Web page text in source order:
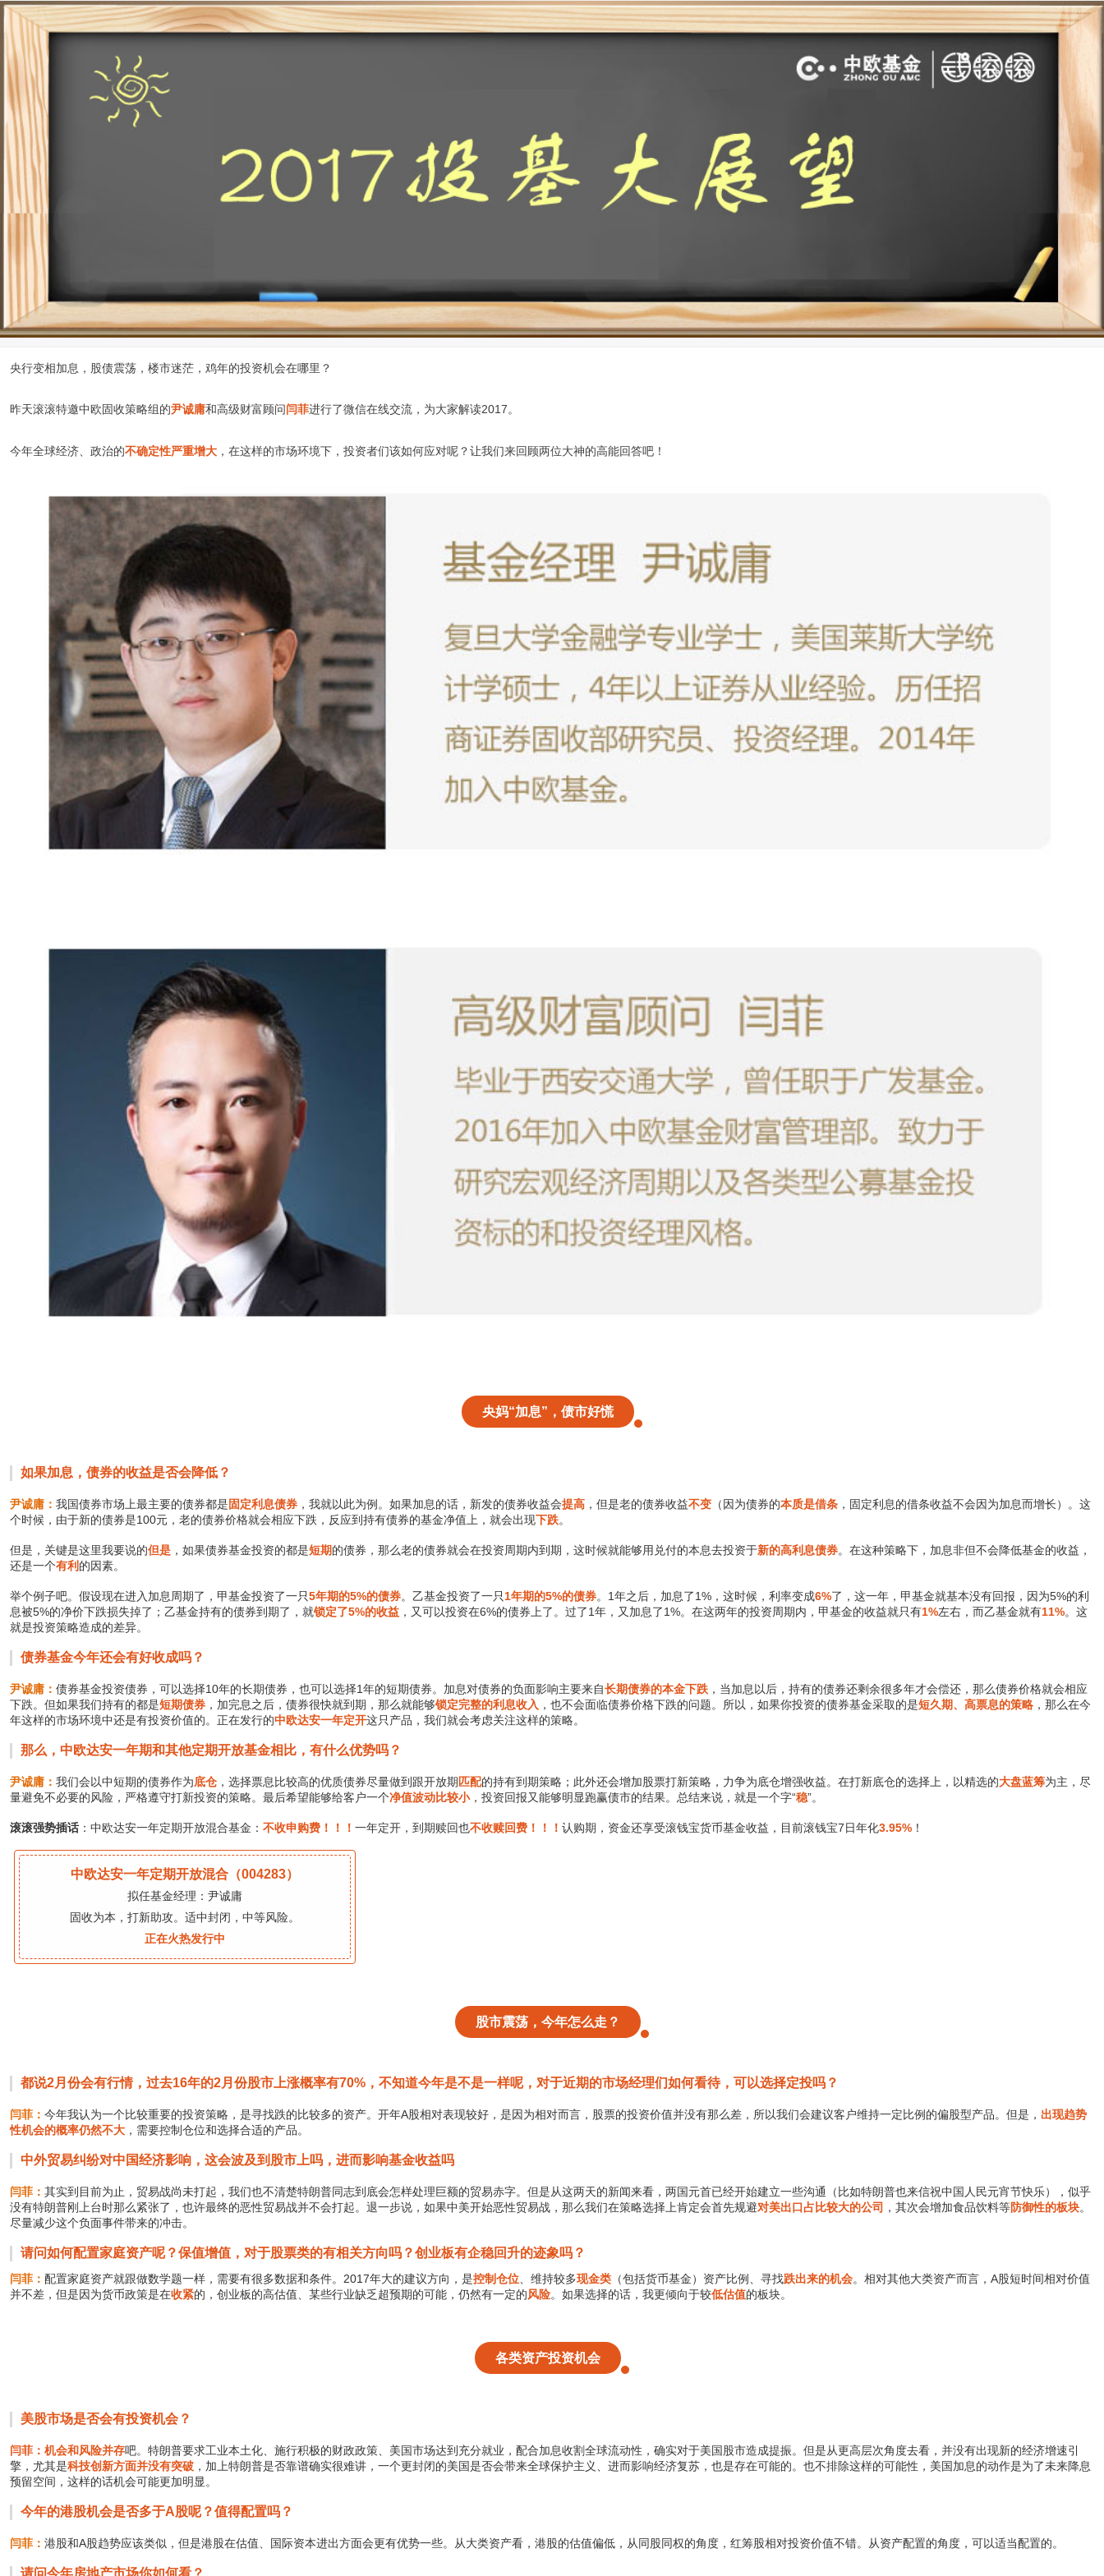
央行变相加息，股债震荡，楼市迷茫，鸡年的投资机会在哪里？
昨天滚滚特邀中欧固收策略组的尹诚庸和高级财富顾问闫菲进行了微信在线交流，为大家解读2017。
今年全球经济、政治的不确定性严重增大 ，在这样的市场环境下，投资者们该如何应对呢？让我们来回顾两位大神的高能回答吧！
央妈“加息”，债市好慌
如果加息，债券的收益是否会降低？
尹诚庸： 我国债券市场上最主要的债券都是固定利息债券 ，我就以此为例。如果加息的话，新发的债券收益会提高 ，但是老的债券收益不变 （因为债券的本质是借条 ，固定利息的借条收益不会因为加息而增长）。这
个时候，由于新的债券是100元，老的债券价格就会相应下跌，反应到持有债券的基金净值上，就会出现下跌。
但是，关键是这里我要说的但是 ，如果债券基金投资的都是短期的债券，那么老的债券就会在投资周期内到期，这时候就能够用兑付的本息去投资于新的高利息债券。在这种策略下，加息非但不会降低基金的收益，
还是一个有利 的因素。
举个例子吧。假设现在进入加息周期了，甲基金投资了一只5年期的5%的债券。乙基金投资了一只 1年期的5%的债券。1年之后，加息了1%，这时候，利率变成6%了，这一年，甲基金就基本没有回报，因为5%的利
息被5%的净价下跌损失掉了；乙基金持有的债券到期了，就锁定了5%的收益 ，又可以投资在6%的债券上了。过了1年，又加息了1%。在这两年的投资周期内，甲基金的收益就只有1%左右，而乙基金就有11%。这
就是投资策略造成的差异。
债券基金今年还会有好收成吗？
尹诚庸： 债券基金投资债券，可以选择10年的长期债券，也可以选择1年的短期债券。加息对债券的负面影响主要来自长期债券的本金下跌 ，当加息以后，持有的债券还剩余很多年才会偿还，那么债券价格就会相应
下跌。但如果我们持有的都是短期债券 ，加完息之后，债券很快就到期，那么就能够锁定完整的利息收入 ，也不会面临债券价格下跌的问题。所以，如果你投资的债券基金采取的是短久期、高票息的策略 ，那么在今
年这样的市场环境中还是有投资价值的。正在发行的中欧达安一年定开这只产品，我们就会考虑关注这样的策略。
那么，中欧达安一年期和其他定期开放基金相比，有什么优势吗？
尹诚庸： 我们会以中短期的债券作为底仓 ，选择票息比较高的优质债券尽量做到跟开放期匹配的持有到期策略；此外还会增加股票打新策略，力争为底仓增强收益。在打新底仓的选择上，以精选的大盘蓝筹为主，尽
量避免不必要的风险，严格遵守打新投资的策略。最后希望能够给客户一个净值波动比较小，投资回报又能够明显跑赢债市的结果。总结来说，就是一个字“稳”。
滚滚强势插话 ：中欧达安一年定期开放混合基金： 不收申购费！！！ 一年定开，到期赎回也不收赎回费！！！ 认购期，资金还享受滚钱宝货币基金收益，目前滚钱宝7日年化3.95% ！
中欧达安一年定期开放混合（004283）
拟任基金经理：尹诚庸
固收为本，打新助攻。适中封闭，中等风险。
正在火热发行中
股市震荡，今年怎么走？
都说2月份会有行情，过去16年的2月份股市上涨概率有70%，不知道今年是不是一样呢，对于近期的市场经理们如何看待，可以选择定投吗？
闫菲： 今年我认为一个比较重要的投资策略，是寻找跌的比较多的资产。开年A股相对表现较好，是因为相对而言，股票的投资价值并没有那么差，所以我们会建议客户维持一定比例的偏股型产品。但是， 出现趋势
性机会的概率仍然不大 ，需要控制仓位和选择合适的产品。
中外贸易纠纷对中国经济影响，这会波及到股市上吗，进而影响基金收益吗
闫菲： 其实到目前为止，贸易战尚未打起，我们也不清楚特朗普同志到底会怎样处理巨额的贸易赤字。但是从这两天的新闻来看，两国元首已经开始建立一些沟通（比如特朗普也来信祝中国人民元宵节快乐），似乎
没有特朗普刚上台时那么紧张了，也许最终的恶性贸易战并不会打起。退一步说，如果中美开始恶性贸易战，那么我们在策略选择上肯定会首先规避对美出口占比较大的公司 ，其次会增加食品饮料等防御性的板块。
尽量减少这个负面事件带来的冲击。
请问如何配置家庭资产呢？保值增值，对于股票类的有相关方向吗？创业板有企稳回升的迹象吗？
闫菲： 配置家庭资产就跟做数学题一样，需要有很多数据和条件。2017年大的建议方向，是控制仓位 、维持较多现金类 （包括货币基金）资产比例、寻找跌出来的机会。相对其他大类资产而言，A股短时间相对价值
并不差，但是因为货币政策是在收紧的，创业板的高估值、某些行业缺乏超预期的可能，仍然有一定的风险。如果选择的话，我更倾向于较低估值的板块。
各类资产投资机会
美股市场是否会有投资机会？
闫菲：机会和风险并存吧。特朗普要求工业本土化、施行积极的财政政策、美国市场达到充分就业，配合加息收割全球流动性，确实对于美国股市造成提振。但是从更高层次角度去看，并没有出现新的经济增速引
擎，尤其是科技创新方面并没有突破 ，加上特朗普是否靠谱确实很难讲，一个更封闭的美国是否会带来全球保护主义、进而影响经济复苏，也是存在可能的。也不排除这样的可能性，美国加息的动作是为了未来降息
预留空间，这样的话机会可能更加明显。
今年的港股机会是否多于A股呢？值得配置吗？
闫菲： 港股和A股趋势应该类似，但是港股在估值、国际资本进出方面会更有优势一些。从大类资产看，港股的估值偏低，从同股同权的角度，红筹股相对投资价值不错。从资产配置的角度，可以适当配置的。
请问今年房地产市场你如何看？